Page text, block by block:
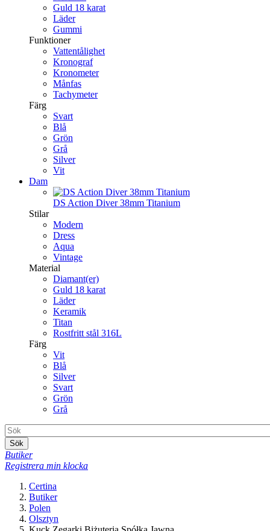
Guld 18 karat
Läder
Gummi
Funktioner
Vattentålighet
Kronograf
Kronometer
Månfas
Tachymeter
Färg
Svart
Blå
Grön
Grå
Silver
Vit
Dam
DS Action Diver 38mm Titanium
Stilar
Modern
Dress
Aqua
Vintage
Material
Diamant(er)
Guld 18 karat
Läder
Keramik
Titan
Rostfritt stål 316L
Färg
Vit
Blå
Silver
Svart
Grön
Grå
Sök
Butiker
Registrera min klocka
Certina
Butiker
Polen
Olsztyn